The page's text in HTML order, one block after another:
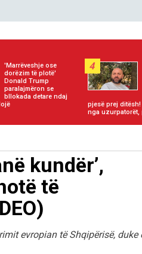
'Marrëveshje ose
dorëzim të plotë'
Donald Trump
paralajmëron se
bllokada detare ndaj
4
pjesë prej
nga uzurpatorët,
kundër’,
të
evropian të Shqipërisë, duke